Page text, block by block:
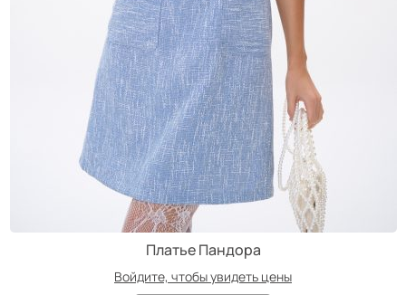
Платье Пандора
Войдите, чтобы увидеть цены